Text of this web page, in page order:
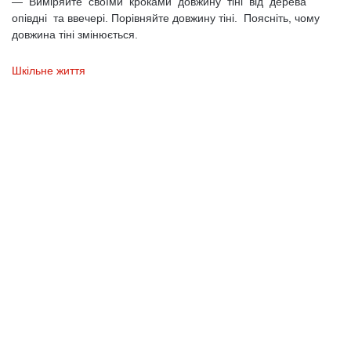
опівдні та ввечері. Порівняйте довжину тіні. Поясніть, чому
довжина тіні змінюється.
Шкільне життя